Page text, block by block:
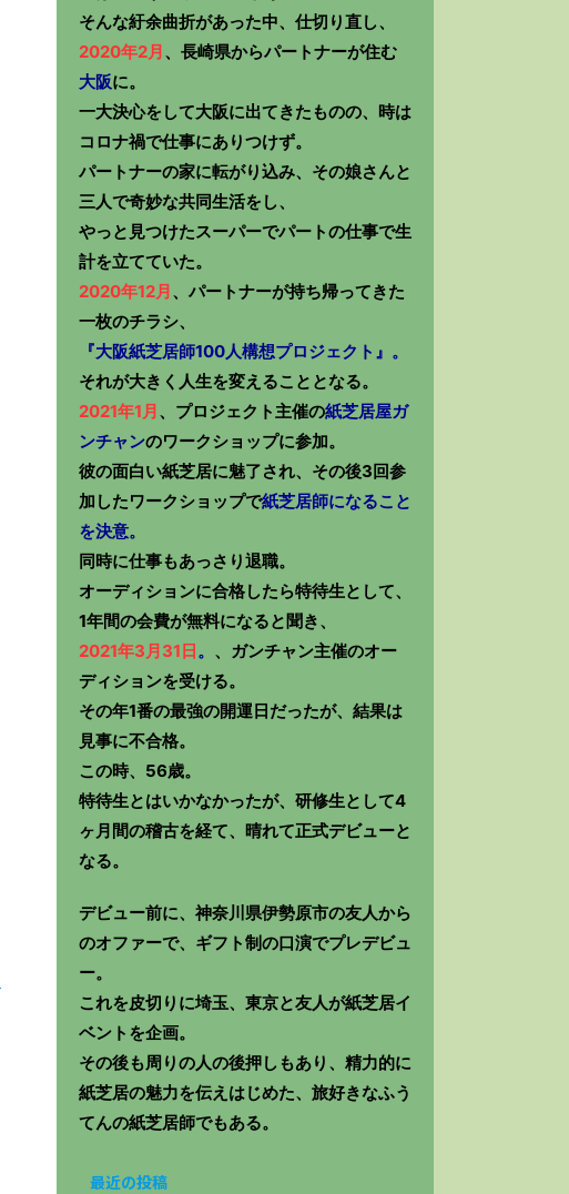
そんな紆余曲折があった中、仕切り直し、
2020年2月、長崎県からパートナーが住む
大阪に。
一大決心をして大阪に出てきたものの、時は
コロナ禍で仕事にありつけず。
パートナーの家に転がり込み、その娘さんと
三人で奇妙な共同生活をし、
やっと見つけたスーパーでパートの仕事で生
計を立てていた。
2020年12月、パートナーが持ち帰ってきた
一枚のチラシ、
『大阪紙芝居師100人構想プロジェクト』。
それが大きく人生を変えることとなる。
2021年1月、プロジェクト主催の紙芝居屋ガ
ンチャンのワークショップに参加。
彼の面白い紙芝居に魅了され、その後3回参
加したワークショップで紙芝居師になること
を決意。
同時に仕事もあっさり退職。
オーディションに合格したら特待生として、
1年間の会費が無料になると聞き、
2021年3月31日。 、ガンチャン主催のオー
ディションを受ける。
その年1番の最強の開運日だったが、結果は
見事に不合格。
この時、56歳。
特待生とはいかなかったが、研修生として4
ヶ月間の稽古を経て、晴れて正式デビューと
なる。
デビュー前に、神奈川県伊勢原市の友人から
のオファーで、ギフト制の口演でプレデビュ
ー。
これを皮切りに埼玉、東京と友人が紙芝居イ
ベントを企画。
その後も周りの人の後押しもあり、精力的に
紙芝居の魅力を伝えはじめた、旅好きなふう
てんの紙芝居師でもある。
最近の投稿